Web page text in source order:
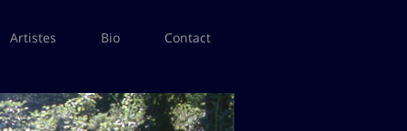
Artistes Bio Contact